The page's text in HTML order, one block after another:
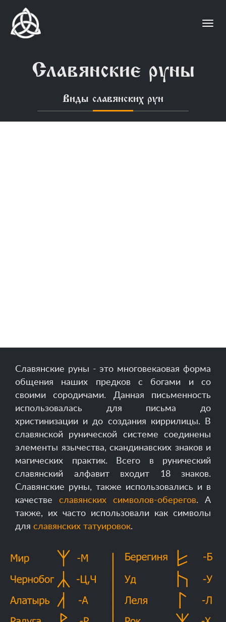
Славянские руны
Виды славянских рун
Славянские руны - это многовекаовая форма
общения наших предков с богами и со
своими сородичами. Данная письменность
использовалась для письма до
христинизации и до создания киррилицы. В
славянской рунической системе соединены
элементы язычества, скандинавских знаков и
магических практик. Всего в рунический
славянский алфавит входит 18 знаков.
Славянские руны, также использовались и в
качестве славянских символов-оберегов. А
также, их часто использовали как символы
для славянских татуировок.